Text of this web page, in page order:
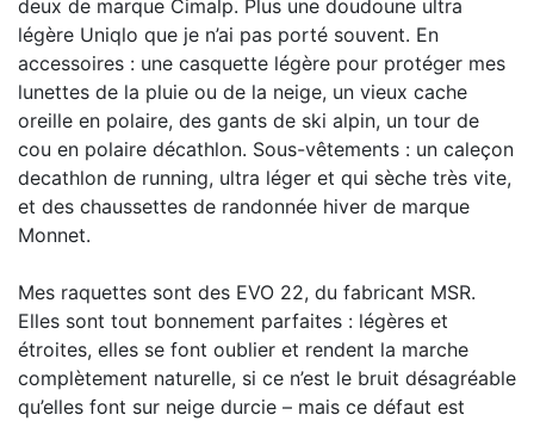
deux de marque Cimalp. Plus une doudoune ultra
légère Uniqlo que je n’ai pas porté souvent. En
accessoires : une casquette légère pour protéger mes
lunettes de la pluie ou de la neige, un vieux cache
oreille en polaire, des gants de ski alpin, un tour de
cou en polaire décathlon. Sous-vêtements : un caleçon
decathlon de running, ultra léger et qui sèche très vite,
et des chaussettes de randonnée hiver de marque
Monnet.
Mes raquettes sont des EVO 22, du fabricant MSR.
Elles sont tout bonnement parfaites : légères et
étroites, elles se font oublier et rendent la marche
complètement naturelle, si ce n’est le bruit désagréable
qu’elles font sur neige durcie – mais ce défaut est